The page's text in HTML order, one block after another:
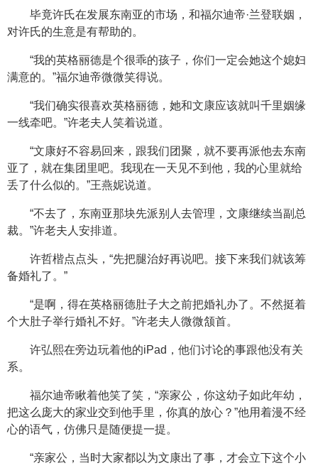
毕竟许氏在发展东南亚的市场，和福尔迪帝·兰登联姻，
对许氏的生意是有帮助的。
“我的英格丽德是个很乖的孩子，你们一定会她这个媳妇
满意的。”福尔迪帝微微笑得说。
“我们确实很喜欢英格丽德，她和文康应该就叫千里姻缘
一线牵吧。”许老夫人笑着说道。
“文康好不容易回来，跟我们团聚，就不要再派他去东南
亚了，就在集团里吧。我现在一天见不到他，我的心里就给
丢了什么似的。”王燕妮说道。
“不去了，东南亚那块先派别人去管理，文康继续当副总
裁。”许老夫人安排道。
许哲楷点点头，“先把腿治好再说吧。接下来我们就该筹
备婚礼了。”
“是啊，得在英格丽德肚子大之前把婚礼办了。不然挺着
个大肚子举行婚礼不好。”许老夫人微微颔首。
许弘熙在旁边玩着他的iPad，他们讨论的事跟他没有关
系。
福尔迪帝瞅着他笑了笑，“亲家公，你这幼子如此年幼，
把这么庞大的家业交到他手里，你真的放心？”他用着漫不经
心的语气，仿佛只是随便提一提。
“亲家公，当时大家都以为文康出了事，才会立下这个小